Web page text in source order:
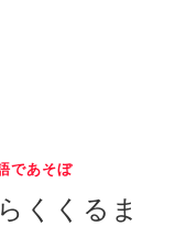
であそぼ
くくるま